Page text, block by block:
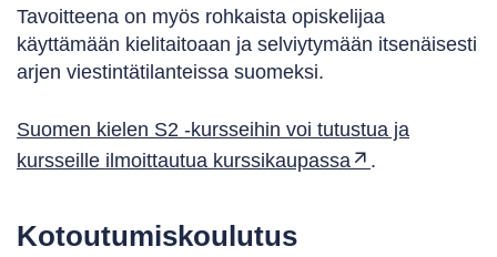
Tavoitteena on myös rohkaista opiskelijaa
käyttämään kielitaitoaan ja selviytymään itsenäisesti
arjen viestintätilanteissa suomeksi.
Suomen kielen S2 -kursseihin voi tutustua ja
kursseille ilmoittautua kurssikaupassa
.
Kotoutumiskoulutus